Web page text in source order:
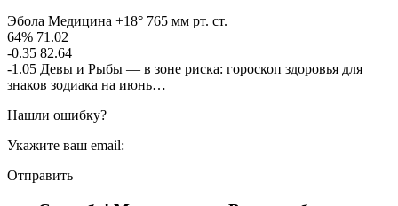
Эбола Медицина +18° 765 мм рт. ст.
64% 71.02
-0.35 82.64
-1.05 Девы и Рыбы — в зоне риска: гороскоп здоровья для
знаков зодиака на июнь…
Нашли ошибку?
Укажите ваш email:
Отправить